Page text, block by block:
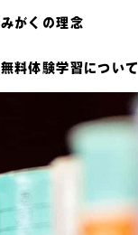
みがくの理念
無料体験学習について